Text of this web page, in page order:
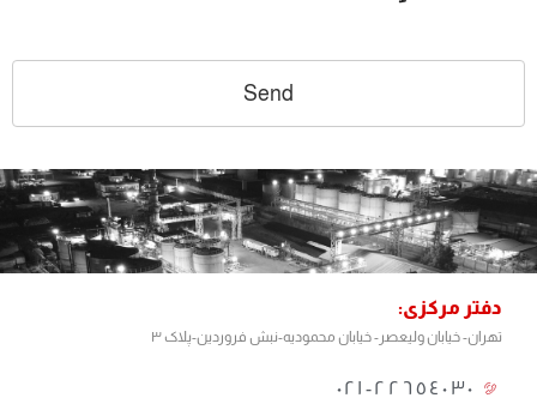
Send
field
should
be left
blank
دفتر مرکزی:
تهران- خیابان ولیعصر- خیابان محمودیه-نبش فروردین-پلاک ۳
٢٢٦٥٤٠٣٠-٠٢١